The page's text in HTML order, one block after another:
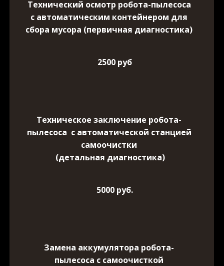
Технический осмотр робота-пылесоса
с автоматическим контейнером для
сбора мусора (первичная диагностика)
2500 руб
Техническое заключение робота-
пылесоса с автоматической станцией
самоочистки
(детальная диагностика)
5000 руб.
Замена аккумулятора робота-
пылесоса с самоочисткой